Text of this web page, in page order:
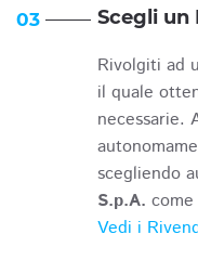
03 Scegli un
Rivolgiti ad
il quale
necessarie.
scegliendo
S.p.A.
Vedi i